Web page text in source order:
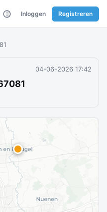
Inloggen Registreren
04-06-2026 17:42